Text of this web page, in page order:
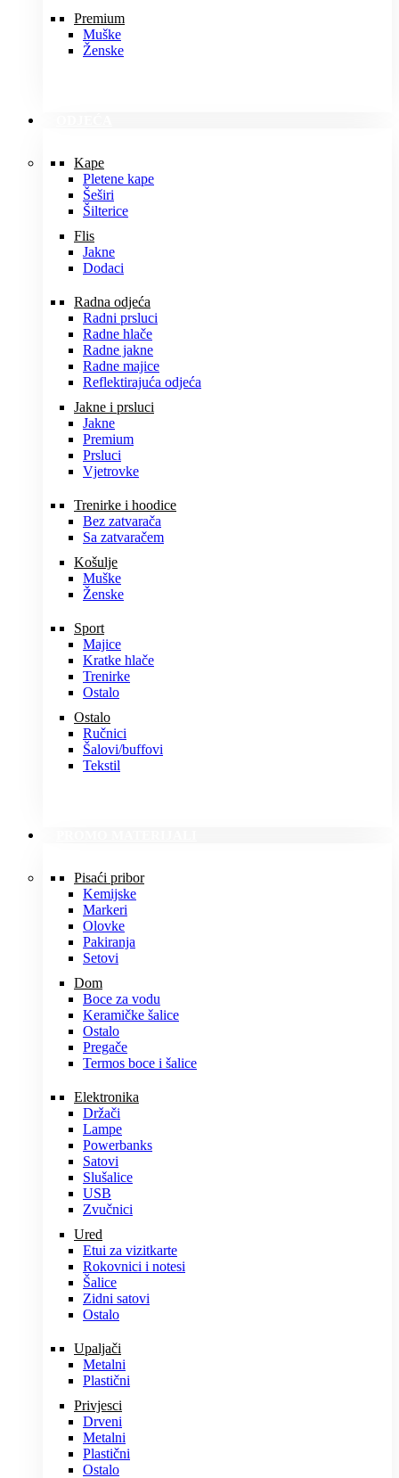
Premium
Muške
Ženske
Kape
Pletene kape
Šeširi
Šilterice
Flis
Jakne
Dodaci
Radna odjeća
Radni prsluci
Radne hlače
Radne jakne
Radne majice
Reflektirajuća odjeća
Jakne i prsluci
Jakne
Premium
Prsluci
Vjetrovke
Trenirke i hoodice
Bez zatvarača
Sa zatvaračem
Košulje
Muške
Ženske
Sport
Majice
Kratke hlače
Trenirke
Ostalo
Ostalo
Ručnici
Šalovi/buffovi
Tekstil
Pisaći pribor
Kemijske
Markeri
Olovke
Pakiranja
Setovi
Dom
Boce za vodu
Keramičke šalice
Ostalo
Pregače
Termos boce i šalice
Elektronika
Držači
Lampe
Powerbanks
Satovi
Slušalice
USB
Zvučnici
Ured
Etui za vizitkarte
Rokovnici i notesi
Šalice
Zidni satovi
Ostalo
Upaljači
Metalni
Plastični
Privjesci
Drveni
Metalni
Plastični
Ostalo